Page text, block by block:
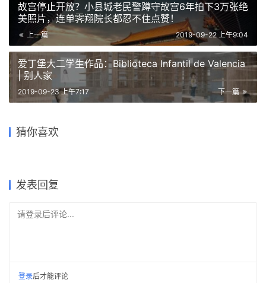
故宫停止开放？小县城老民警蹲守故宫6年拍下3万张绝
美照片，连单霁翔院长都忍不住点赞！
上一篇 2019-09-22 上午9:04
爱丁堡大二学生作品：Biblioteca Infantil de Valencia
| 别人家
下一篇
2019-09-23 上午7:17
猜你喜欢
— 阿富汗巴米扬省医院
桐庐流云乡墅，山野间的隐世
融入经典元素的华盛顿圣经博
发表回复
请登录后评论...
登录后才能评论